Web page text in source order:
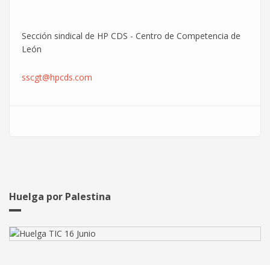
Sección sindical de HP CDS - Centro de Competencia de
León
sscgt@hpcds.com
Huelga por Palestina